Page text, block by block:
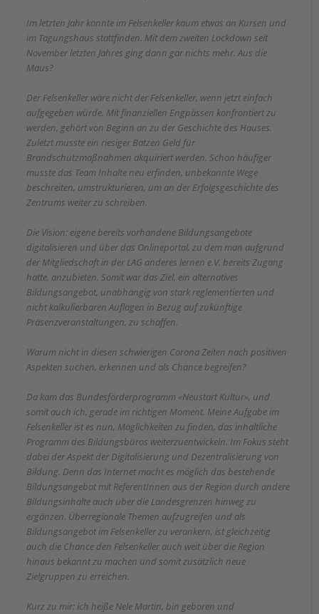
Im letzten Jahr konnte im Felsenkeller kaum etwas an Kursen und
im Tagungshaus stattfinden. Mit dem zweiten Lockdown seit
November letzten Jahres ging dann gar nichts mehr. Aus die
Maus?
Der Felsenkeller wäre nicht der Felsenkeller, wenn jetzt einfach
aufgegeben würde. Mit finanziellen Engpässen konfrontiert zu
werden, gehört von Beginn an zu der Geschichte des Hauses.
Zuletzt musste ein riesiger Batzen Geld für
Brandschutzmaßnahmen akquiriert werden. Schon häufiger
musste das Team Inhalte neu erfinden, unbekannte Wege
beschreiten, umstrukturieren, um an der Erfolgsgeschichte des
Zentrums weiter zu schreiben.
Die Vision: eigene bereits vorhandene Bildungsangebote
digitalisieren und über das Onlineportal, zu dem man aufgrund
der Mitgliedschaft in der LAG anderes lernen e.V. bereits Zugang
hatte, anzubieten. Somit war das Ziel, ein alternatives
Bildungsangebot, unabhängig von stark reglementierten und
nicht kalkulierbaren Auflagen in Bezug auf zukünftige
Präsenzveranstaltungen, zu schaffen.
Warum nicht in diesen schwierigen Corona Zeiten nach positiven
Aspekten suchen, erkennen und als Chance begreifen?
Da kam das Bundesförderprogramm «Neustart Kultur», und
somit auch ich, gerade im richtigen Moment. Meine Aufgabe im
Felsenkeller ist es nun, Möglichkeiten zu finden, das inhaltliche
Programm des Bildungsbüros weiterzuentwickeln. Im Fokus steht
dabei der Aspekt der Digitalisierung und Dezentralisierung von
Bildung. Denn das Internet macht es möglich das bestehende
Bildungsangebot mit ReferentInnen aus der Region durch andere
Bildungsinhalte auch über die Landesgrenzen hinweg zu
ergänzen. Überregionale Themen aufzugreifen und als
Bildungsangebot im Felsenkeller zu verankern, ist gleichzeitig
auch die Chance den Felsenkeller auch weit über die Region
hinaus bekannt zu machen und somit zusätzlich neue
Zielgruppen zu erreichen.
Kurz zu mir: ich heiße Nele Martin, bin geboren und